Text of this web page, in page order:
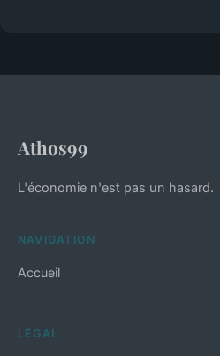
Athos99
L'économie n'est pas un hasard.
NAVIGATION
Accueil
LÉGAL